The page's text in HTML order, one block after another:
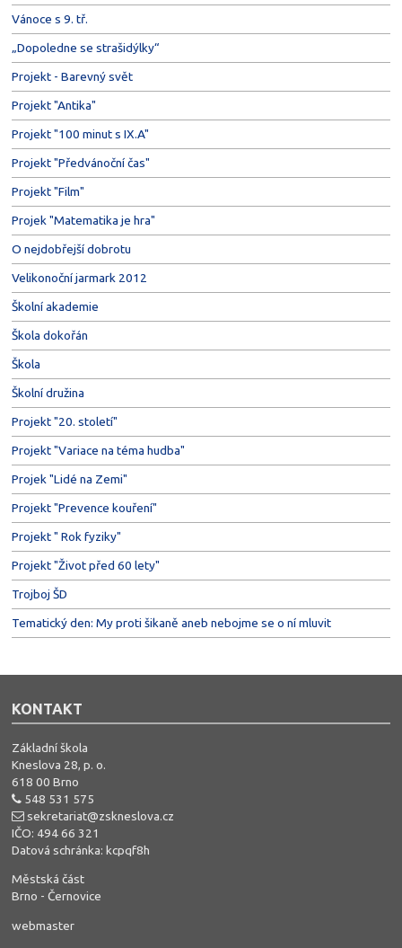
Vánoce s 9. tř.
„Dopoledne se strašidýlky“
Projekt - Barevný svět
Projekt "Antika"
Projekt "100 minut s IX.A"
Projekt "Předvánoční čas"
Projekt "Film"
Projek "Matematika je hra"
O nejdobřejší dobrotu
Velikonoční jarmark 2012
Školní akademie
Škola dokořán
Škola
Školní družina
Projekt "20. století"
Projekt "Variace na téma hudba"
Projek "Lidé na Zemi"
Projekt "Prevence kouření"
Projekt " Rok fyziky"
Projekt "Život před 60 lety"
Trojboj ŠD
Tematický den: My proti šikaně aneb nebojme se o ní mluvit
KONTAKT
Základní škola
Kneslova 28, p. o.
618 00 Brno
548 531 575
sekretariat@zskneslova.cz
IČO: 494 66 321
Datová schránka: kcpqf8h
Městská část
Brno - Černovice
webmaster